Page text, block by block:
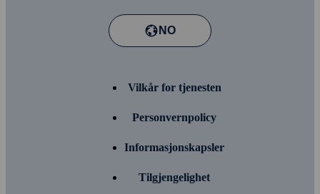
NO
Vilkår for tjenesten
Person­vern­policy
Informasjons­kapsler
Tilgjengelighet